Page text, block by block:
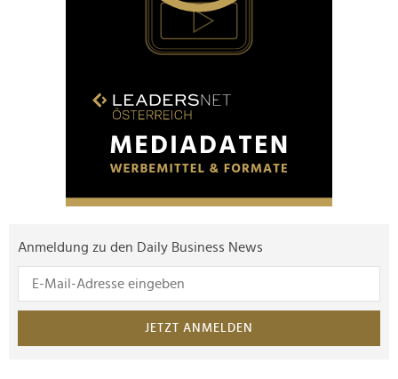
Anmeldung zu den Daily Business News
JETZT ANMELDEN